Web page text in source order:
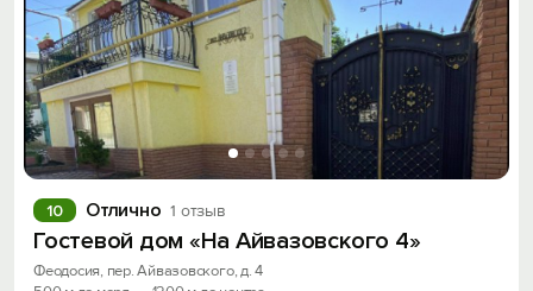
Отлично 1 отзыв
10
Гостевой дом «На Айвазовского 4»
Феодосия, пер. Айвазовского, д. 4